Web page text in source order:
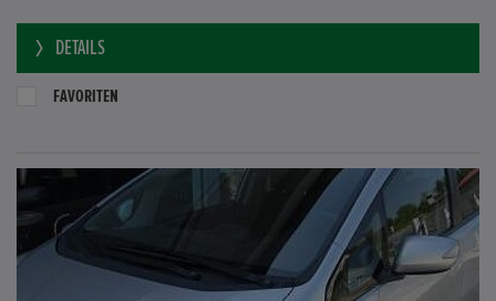
DETAILS
FAVORITEN